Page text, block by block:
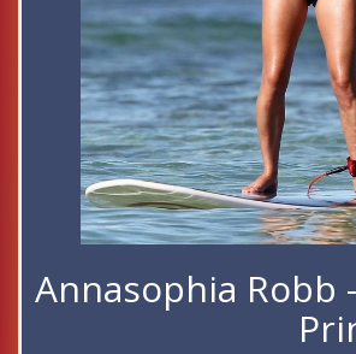
Annasophia Robb